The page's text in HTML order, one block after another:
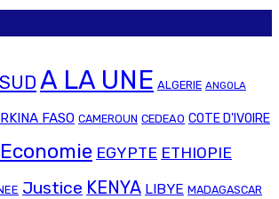
A LA UNE ALGERIE ANGOLA
FASO CAMEROUN CEDEAO COTE D'IVOIRE
Economie EGYPTE ETHIOPIE
Justice KENYA LIBYE MADAGASCAR